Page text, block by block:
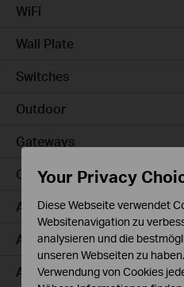
WiFi
Wall Plate
Switches
Outdoor
Gateways
Campus
Access Max
Aggregation
Access Plus
Your Privacy
Diese Webseite verwendet
Websitenavigation zu
analysieren und die
unseren Webseiten zu
Verwendung von Cookies